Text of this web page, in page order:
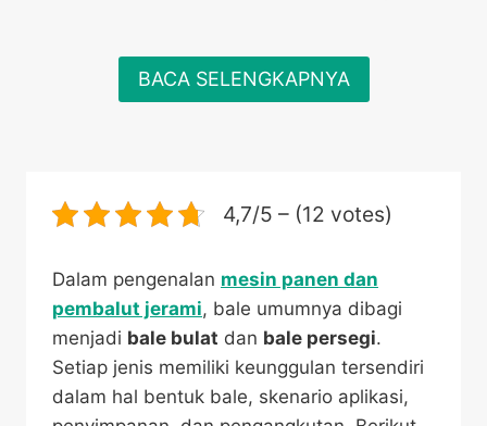
BACA SELENGKAPNYA
4,7/5 – (12 votes)
Dalam pengenalan mesin panen dan
pembalut jerami, bale umumnya dibagi
menjadi bale bulat dan bale persegi.
Setiap jenis memiliki keunggulan tersendiri
dalam hal bentuk bale, skenario aplikasi,